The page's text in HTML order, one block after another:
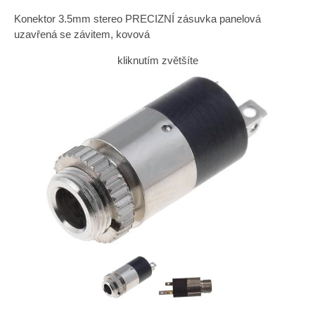
Konektor 3.5mm stereo PRECIZNÍ zásuvka panelová
uzavřená se závitem, kovová
kliknutím zvětšíte